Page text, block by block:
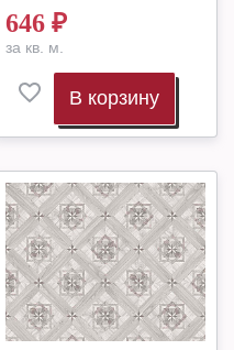
646 ₽
за кв. м.
В корзину